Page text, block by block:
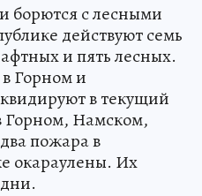
борются с лесными
действуют семь
и пять лесных.
Горном и
в текущий
Горном, Намском,
пожара в
окараулены. Их